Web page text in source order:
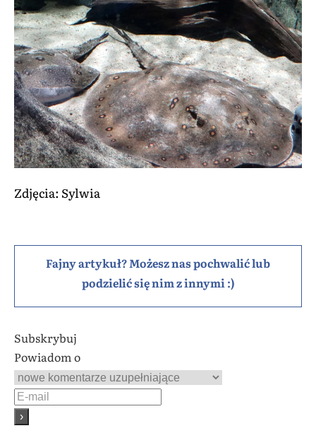
Zdjęcia: Sylwia
Fajny artykuł? Możesz nas pochwalić lub
podzielić się nim z innymi :)
Subskrybuj
Powiadom o